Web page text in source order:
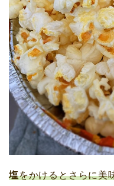
塩をかけるとさらに美